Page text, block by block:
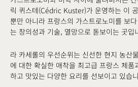
릭 퀴스테(Cédric Kuster)가 운영하는 이
뿐만 아니라 프랑스의 가스트로노미를 보
는 창의성과 기술, 열망으로 돋보이는 곳입
라 카세롤의 우선순위는 신선한 현지 농산
에 대한 확실한 애착을 최고급 프랑스 제
하고 맛있는 다양한 요리를 선보이고 있습